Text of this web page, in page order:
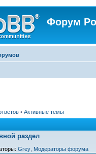
Форум
• Активные темы
раздел
Grey Модераторы форума